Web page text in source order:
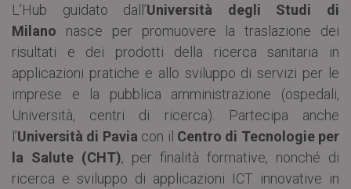
L’Hub guidato dall’Università degli Studi di
Milano nasce per promuovere la traslazione dei
risultati e dei prodotti della ricerca sanitaria in
applicazioni pratiche e allo sviluppo di servizi per le
imprese e la pubblica amministrazione (ospedali,
Università, centri di ricerca). Partecipa anche
l’Università di Pavia con il Centro di Tecnologie per
la Salute (CHT), per finalità formative, nonché di
ricerca e sviluppo di applicazioni ICT innovative in